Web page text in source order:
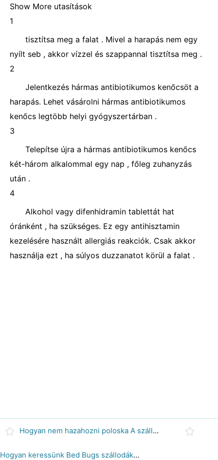
Show More utasítások
1
tisztítsa meg a falat . Mivel a harapás nem egy
nyílt seb , akkor vízzel és szappannal tisztítsa meg .
2
Jelentkezés hármas antibiotikumos kenőcsöt a
harapás. Lehet vásárolni hármas antibiotikumos
kenőcs legtöbb helyi gyógyszertárban .
3
Telepítse újra a hármas antibiotikumos kenőcs
két-három alkalommal egy nap , főleg zuhanyzás
után .
4
Alkohol vagy difenhidramin tablettát hat
óránként , ha szükséges. Ez egy antihisztamin
kezelésére használt allergiás reakciók. Csak akkor
használja ezt , ha súlyos duzzanatot körül a falat .
Hogyan nem hazahozni poloska A szállodai tartózkodás
Hogyan keressünk Bed Bugs szállodákban